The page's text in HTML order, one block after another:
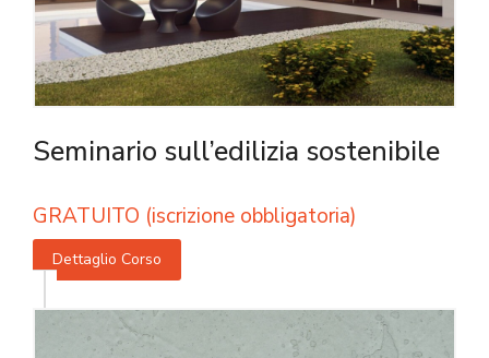
Seminario sull’edilizia sostenibile
GRATUITO (iscrizione obbligatoria)
Dettaglio Corso